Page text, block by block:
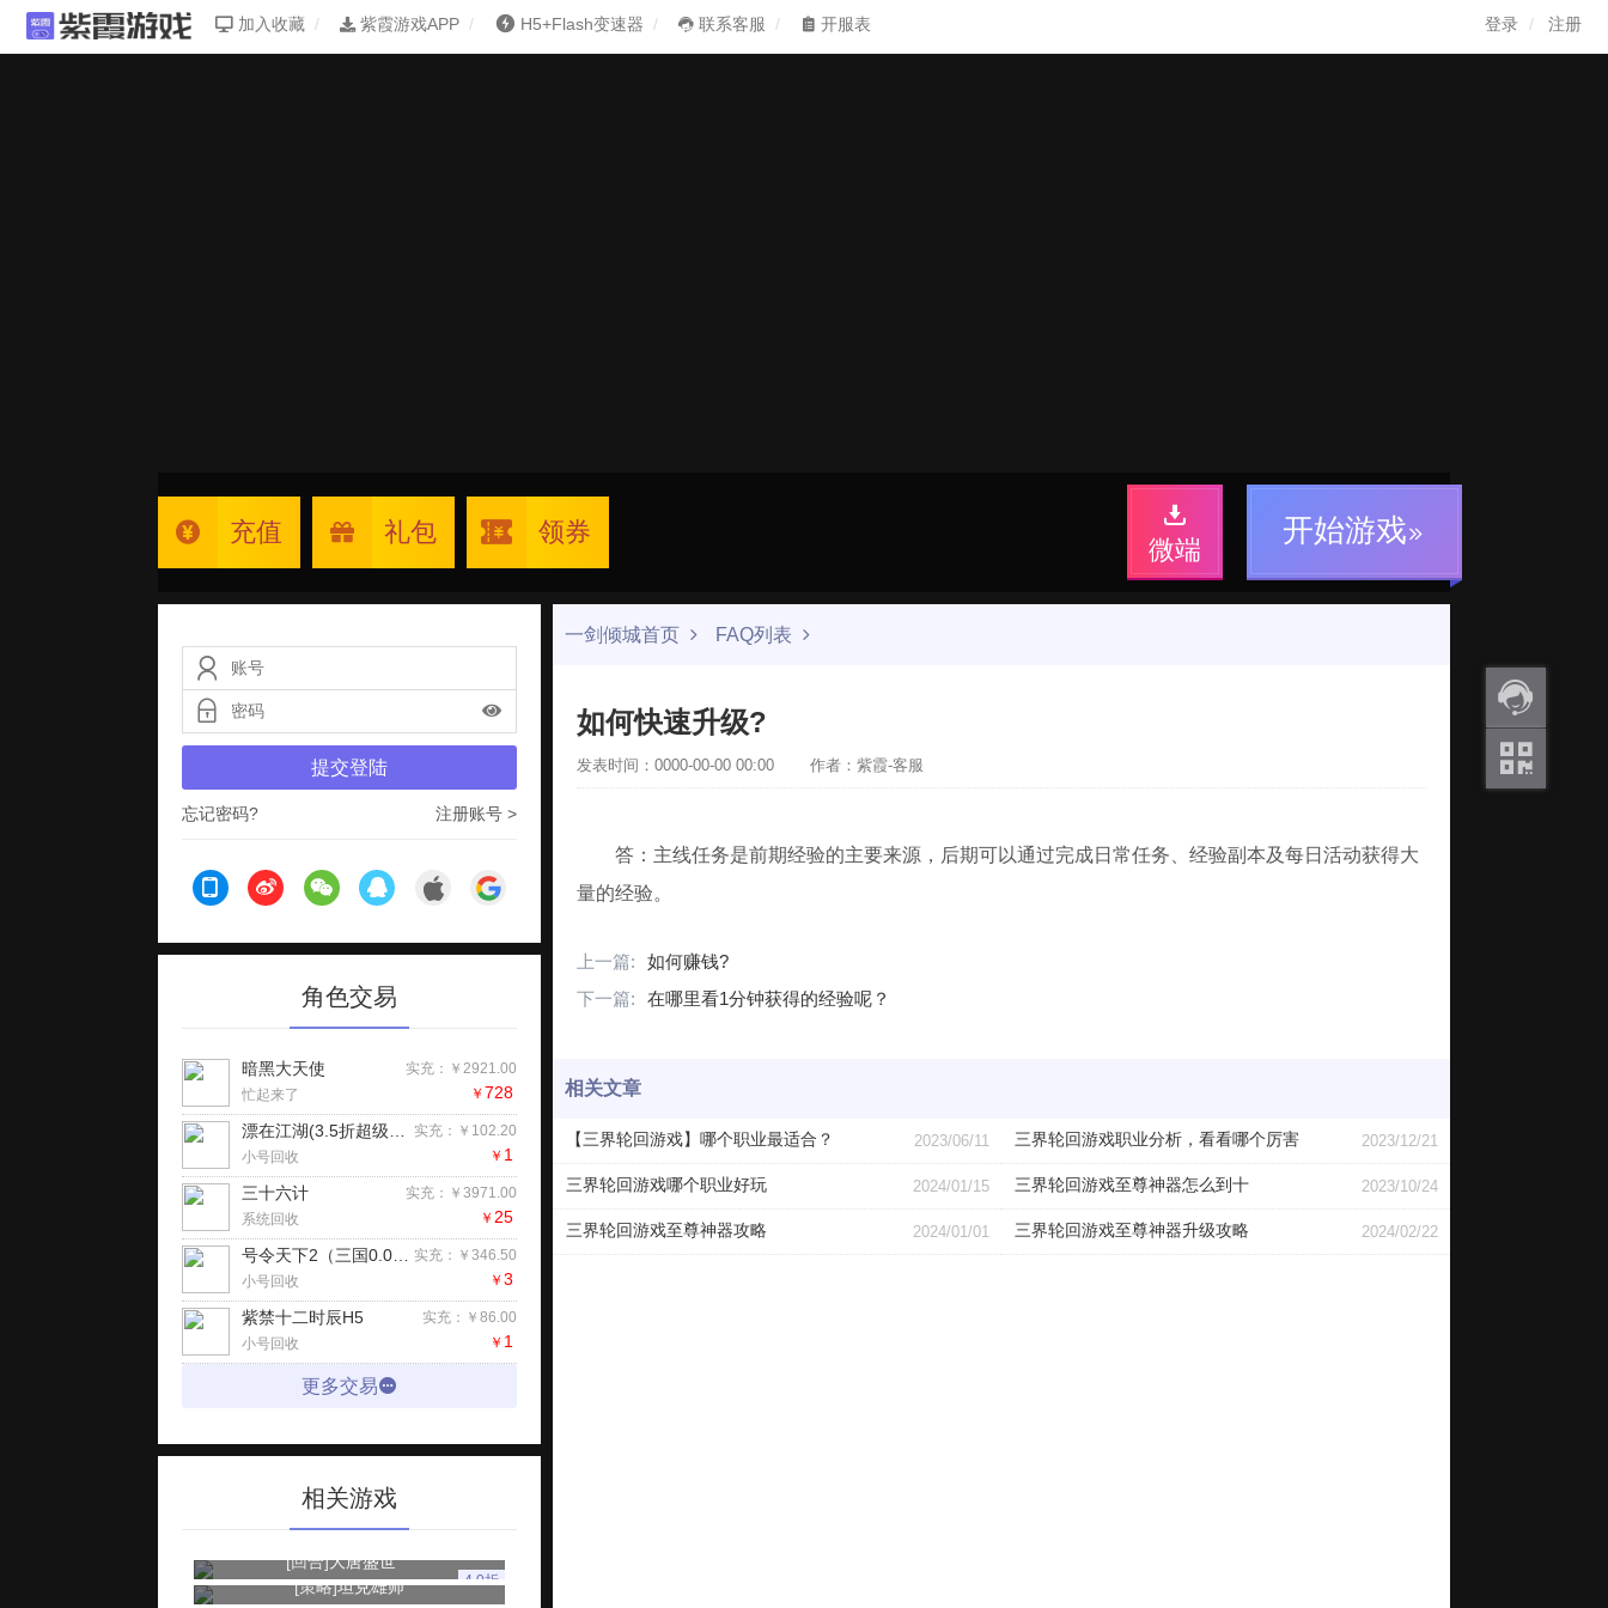
加入收藏 紫霞游戏APP H5+Flash变速器 联系客服 开服表 登录 注册
微端
充值 礼包 领券 开始游戏
提交登陆
忘记密码? 注册账号 >
角色交易
实充：￥2921.00
暗黑大天使
忙起来了 ￥ 728
实充：￥102.20
漂在江湖(3.5折超级返利版)H5
小号回收 ￥ 1
实充：￥3971.00
三十六计
系统回收 ￥ 25
实充：￥346.50
号令天下2（三国0.05折买断版）手游
小号回收 ￥ 3
实充：￥86.00
紫禁十二时辰H5
小号回收 ￥ 1
更多交易
相关游戏
[回合]大唐盛世
4.0折
[策略]坦克雄师
一剑倾城首页 FAQ列表
如何快速升级?
发表时间：0000-00-00 00:00 作者：紫霞-客服
答：主线任务是前期经验的主要来源，后期可以通过完成日常任务、经验副本及每日活动获得大
量的经验。
上一篇:
如何赚钱?
下一篇:
在哪里看1分钟获得的经验呢？
相关文章
2023/06/11
【三界轮回游戏】哪个职业最适合？ 2023/12/21
三界轮回游戏职业分析，看看哪个厉害
2024/01/15
三界轮回游戏哪个职业好玩 2023/10/24
三界轮回游戏至尊神器怎么到十
2024/01/01
三界轮回游戏至尊神器攻略 2024/02/22
三界轮回游戏至尊神器升级攻略
返利
咨询